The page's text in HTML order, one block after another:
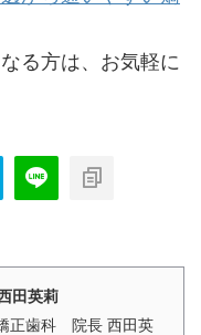
る方は、お気軽に
田英莉
正歯科 院長 西田英